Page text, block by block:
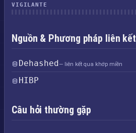
VIGILANTE
Nguồn & Phương pháp liên kết
Dehashed— liên kết qua khớp miền
HIBP
Câu hỏi thường gặp